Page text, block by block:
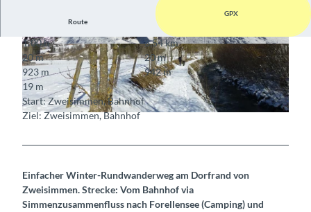
© Berner Wanderwege
© Berner Wanderwege © Berner Wanderwege
Route
GPX
1:00 h
3,54 km
20 m
20 m
923 m
942 m
19 m
Start: Zweisimmen, Bahnhof
Ziel: Zweisimmen, Bahnhof
Einfacher Winter-Rundwanderweg am Dorfrand von
Zweisimmen. Strecke: Vom Bahnhof via
Simmenzusammenfluss nach Forellensee (Camping) und